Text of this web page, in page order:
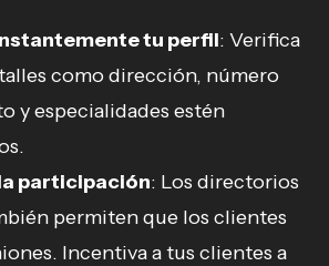
tu perfil: Verifica
como dirección, número
y especialidades estén
participación: Los directorios
permiten que los clientes
Incentiva a tus clientes a